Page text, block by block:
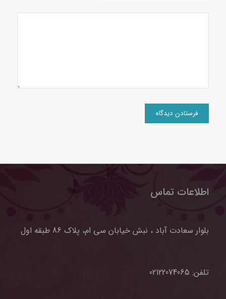
اطلاعات تماس
بلوار سعادت آباد ، نبش خیابان سی ام، پلاک 86 طبقه اول
تلفن: 02122074065